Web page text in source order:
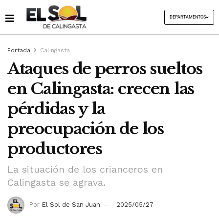
DEPARTAMENTOS
Portada Calingasta
Ataques de perros sueltos
en Calingasta: crecen las
pérdidas y la
preocupación de los
productores
La situación de los crianceros en
Calingasta se agrava.
Por El Sol de San Juan 2025/05/27